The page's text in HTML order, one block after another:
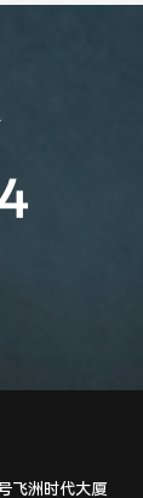
飞洲时代大厦